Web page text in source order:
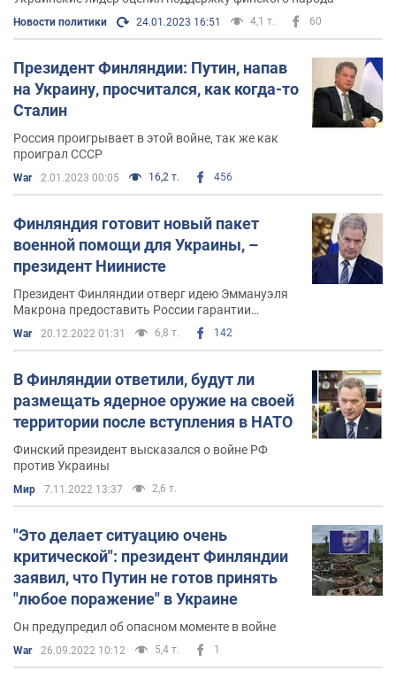
Новости политики 24.01.2023 16:51 4,1 т. 60
Президент Финляндии: Путин, напав
на Украину, просчитался, как когда-то
Сталин
Россия проигрывает в этой войне, так же как
проиграл СССР
War 2.01.2023 00:05 16,2 т. 456
Финляндия готовит новый пакет
военной помощи для Украины, –
президент Ниинисте
Президент Финляндии отверг идею Эммануэля
Макрона предоставить России гарантии
War 20.12.2022 01:31 6,8 т. 142
В Финляндии ответили, будут ли
размещать ядерное оружие на своей
территории после вступления в НАТО
Финский президент высказался о войне РФ
против Украины
Мир 7.11.2022 13:37 2,6 т.
"Это делает ситуацию очень
критической": президент Финляндии
заявил, что Путин не готов принять
"любое поражение" в Украине
Он предупредил об опасном моменте в войне
War 26.09.2022 10:12 5,4 т. 1